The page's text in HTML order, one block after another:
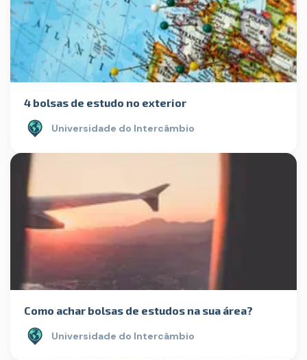
4 bolsas de estudo no exterior
Universidade do Intercâmbio
Como achar bolsas de estudos na sua área?
Universidade do Intercâmbio